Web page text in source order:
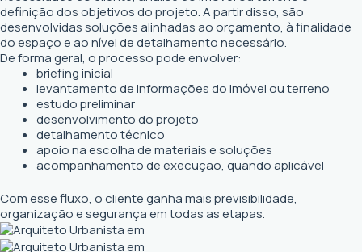
definição dos objetivos do projeto. A partir disso, são
desenvolvidas soluções alinhadas ao orçamento, à finalidade
do espaço e ao nível de detalhamento necessário.
De forma geral, o processo pode envolver:
briefing inicial
levantamento de informações do imóvel ou terreno
estudo preliminar
desenvolvimento do projeto
detalhamento técnico
apoio na escolha de materiais e soluções
acompanhamento de execução, quando aplicável
Com esse fluxo, o cliente ganha mais previsibilidade,
organização e segurança em todas as etapas.